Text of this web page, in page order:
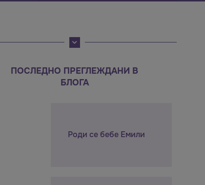
ПОСЛЕДНО ПРЕГЛЕЖДАНИ В
БЛОГА
Роди се бебе Емили